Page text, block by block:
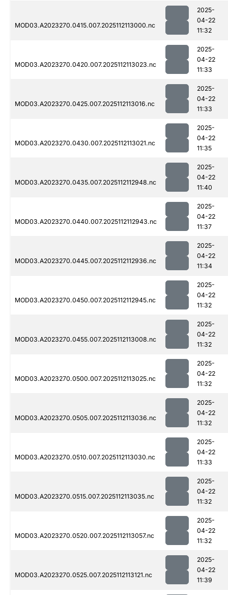
MOD03.A2023270.0415.007.2025112113000.nc
2025-
04-22
11:32
MOD03.A2023270.0420.007.2025112113023.nc
2025-
04-22
11:33
MOD03.A2023270.0425.007.2025112113016.nc
2025-
04-22
11:33
MOD03.A2023270.0430.007.2025112113021.nc
2025-
04-22
11:35
MOD03.A2023270.0435.007.2025112112948.nc
2025-
04-22
11:40
MOD03.A2023270.0440.007.2025112112943.nc
2025-
04-22
11:37
MOD03.A2023270.0445.007.2025112112936.nc
2025-
04-22
11:34
MOD03.A2023270.0450.007.2025112112945.nc
2025-
04-22
11:32
MOD03.A2023270.0455.007.2025112113008.nc
2025-
04-22
11:32
MOD03.A2023270.0500.007.2025112113025.nc
2025-
04-22
11:32
MOD03.A2023270.0505.007.2025112113036.nc
2025-
04-22
11:32
MOD03.A2023270.0510.007.2025112113030.nc
2025-
04-22
11:33
MOD03.A2023270.0515.007.2025112113035.nc
2025-
04-22
11:32
MOD03.A2023270.0520.007.2025112113057.nc
2025-
04-22
11:32
MOD03.A2023270.0525.007.2025112113121.nc
2025-
04-22
11:39